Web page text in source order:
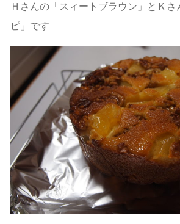
Ｈさんの「スィートブラウン」とＫ
ピ」です